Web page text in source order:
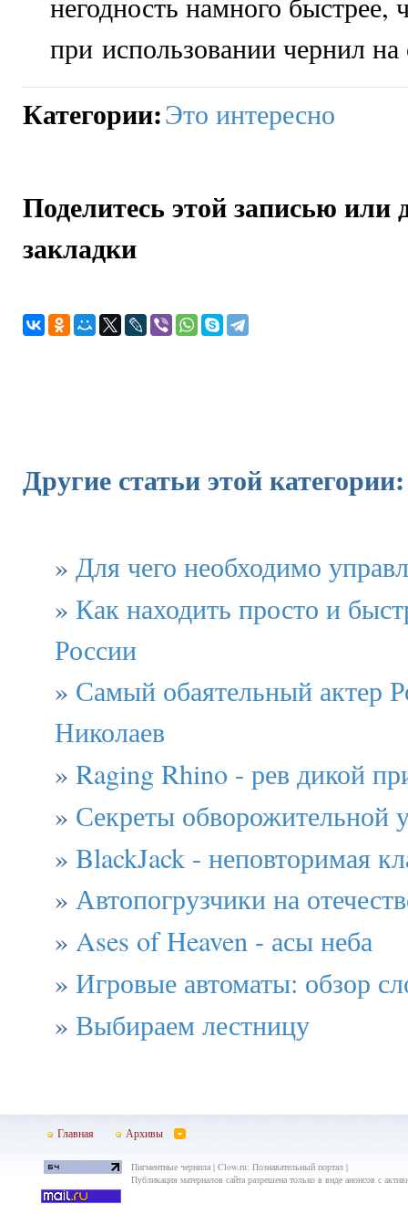
при использовании чернил на
Категории:Это интересно
Поделитесь этой записью или
закладки
Другие статьи этой категории:
» Для чего необходимо
» Как находить просто и
России
» Самый обаятельный актер
Николаев
» Raging Rhino - рев дикой
» Секреты обворожительной
» BlackJack - неповторимая
» Автопогрузчики на
» Ases of Heaven - асы неба
» Игровые автоматы: обзор
» Выбираем лестницу
Главная Архивы
Пигментные чернила | Clow.ru: Познавательный портал |
Публикация материалов сайта разрешена только в виде анонсов с